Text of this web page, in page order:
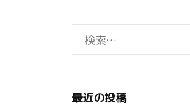
検
索:
最近の投稿